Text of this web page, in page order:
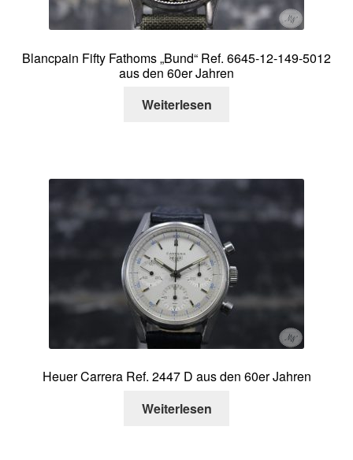
Blancpain Fifty Fathoms „Bund“ Ref. 6645-12-149-5012
aus den 60er Jahren
Weiterlesen
Heuer Carrera Ref. 2447 D aus den 60er Jahren
Weiterlesen